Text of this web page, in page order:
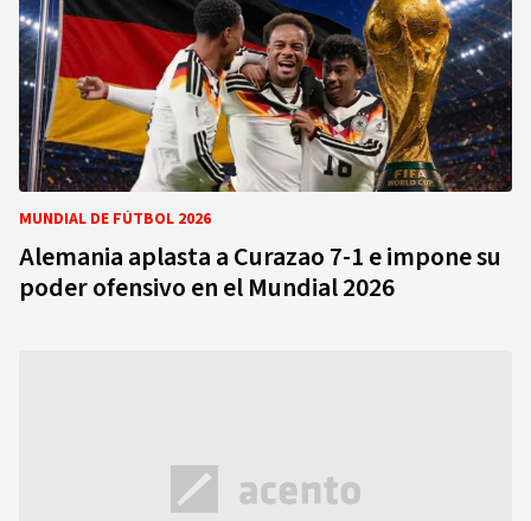
MUNDIAL DE FÚTBOL 2026
Alemania aplasta a Curazao 7-1 e impone su
poder ofensivo en el Mundial 2026